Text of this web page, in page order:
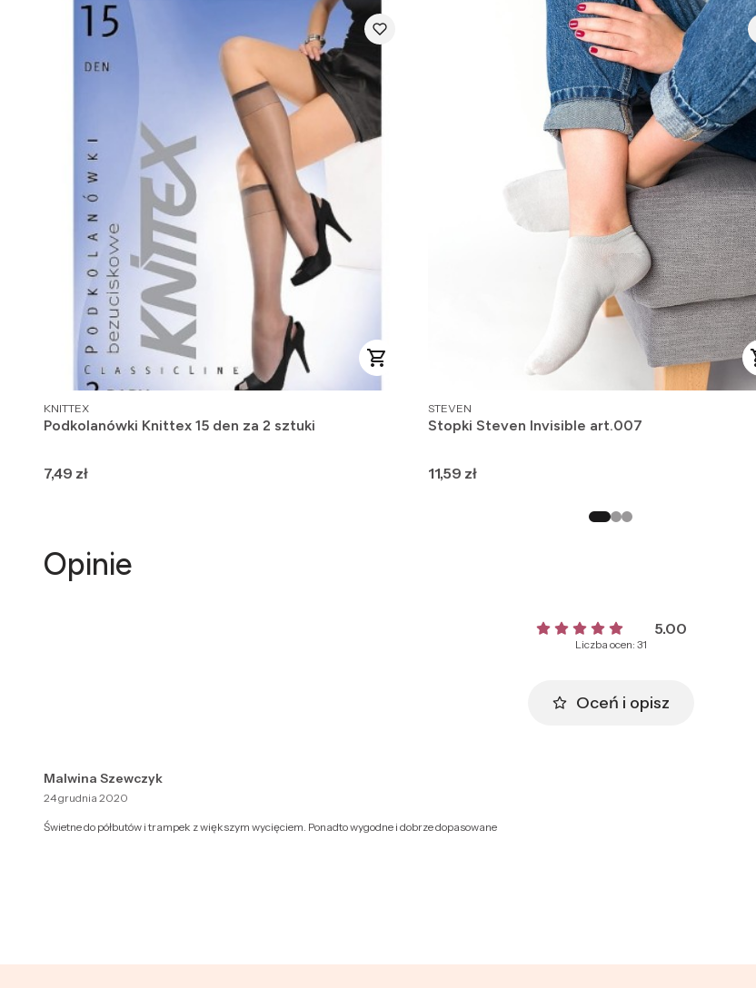
PRODUCENT
KNITTEX
Podkolanówki Knittex 15 den za 2 sztuki
Cena
7,49 zł
PRODUCENT
STEVEN
Stopki Steven Invisible art.007
Cena
11,59 zł
Opinie
5.00
Liczba ocen: 31
Oceń i opisz
Malwina Szewczyk
24 grudnia 2020
Świetne do półbutów i trampek z większym wycięciem. Ponadto wygodne i dobrze dopasowane